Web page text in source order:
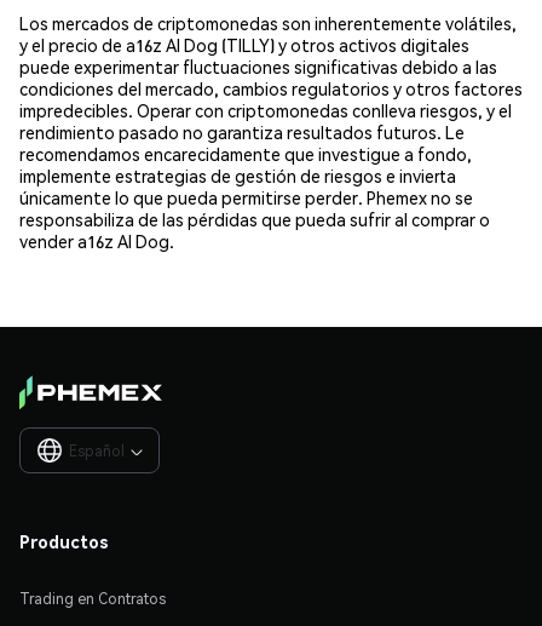
Los mercados de criptomonedas son inherentemente volátiles,
y el precio de a16z AI Dog (TILLY) y otros activos digitales
puede experimentar fluctuaciones significativas debido a las
condiciones del mercado, cambios regulatorios y otros factores
impredecibles. Operar con criptomonedas conlleva riesgos, y el
rendimiento pasado no garantiza resultados futuros. Le
recomendamos encarecidamente que investigue a fondo,
implemente estrategias de gestión de riesgos e invierta
únicamente lo que pueda permitirse perder. Phemex no se
responsabiliza de las pérdidas que pueda sufrir al comprar o
vender a16z AI Dog.
Español 
Productos
Trading en Contratos